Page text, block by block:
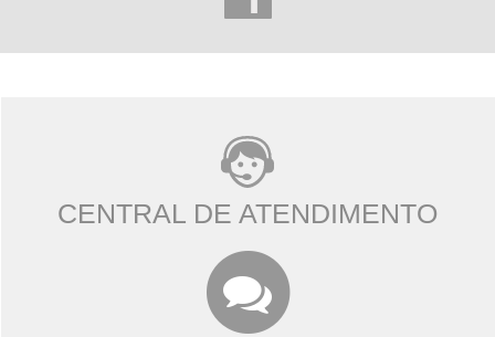
CENTRAL DE ATENDIMENTO